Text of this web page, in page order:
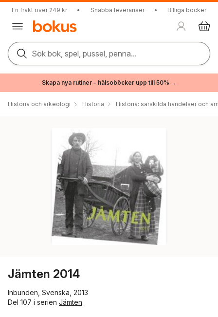
Fri frakt över 249 kr • Snabba leveranser • Billiga böcker
Sök bok, spel, pussel, penna...
Skapa nya rutiner – hälsoböcker upp till 50% →
Historia och arkeologi Historia Historia: särskilda händelser och
Jämten 2014
Inbunden, Svenska, 2013
Del 107 i serien Jämten